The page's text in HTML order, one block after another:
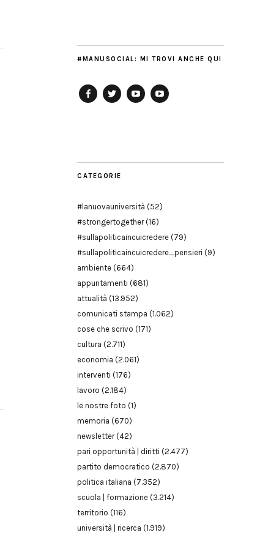
#MANUSOCIAL: MI TROVI ANCHE QUI
CATEGORIE
#lanuovauniversità (52)
#strongertogether(16)
#sullapoliticaincuicredere (79)
#sullapoliticaincuicredere_pensieri (9)
ambiente (664)
appuntamenti (681)
attualità (13.952)
comunicati stampa (1.062)
cose che scrivo (171)
cultura (2.711)
economia (2.061)
interventi (176)
lavoro (2.184)
le nostre foto (1)
memoria (670)
newsletter(42)
pari opportunità | diritti (2.477)
partito democratico (2.870)
politica italiana (7.352)
scuola | formazione (3.214)
territorio (116)
università | ricerca (1.919)